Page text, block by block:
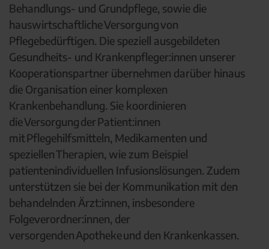
Behandlungs- und Grundpflege, sowie die
hauswirtschaftliche Versorgung von
Pflegebedürftigen. Die speziell ausgebildeten
Gesundheits- und Krankenpfleger:innen unserer
Kooperationspartner übernehmen darüber hinaus
die Organisation einer komplexen
Krankenbehandlung. Sie koordinieren
die Versorgung der Patient:innen
mit Pflegehilfsmitteln, Medikamenten und
speziellen Therapien, wie zum Beispiel
patientenindividuellen Infusionslösungen. Zudem
unterstützen sie bei der Kommunikation mit den
behandelnden Ärzt:innen, insbesondere
Folgeverordner:innen, der
versorgenden Apotheke und den Krankenkassen.